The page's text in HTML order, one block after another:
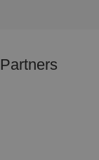
Partners